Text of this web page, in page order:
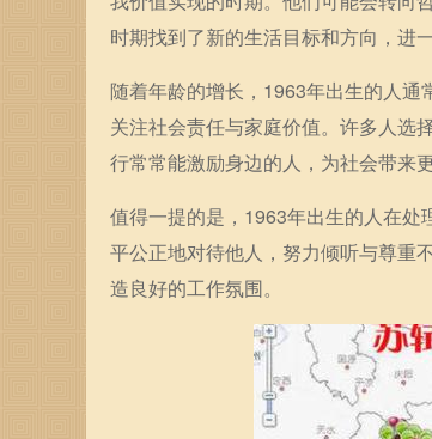
时期找到了新的生活目标和方向，进
随着年龄的增长，1963年出生的人
关注社会责任与家庭价值。许多人选
行常常能激励身边的人，为社会带来
值得一提的是，1963年出生的人在
平公正地对待他人，努力倾听与尊重
造良好的工作氛围。